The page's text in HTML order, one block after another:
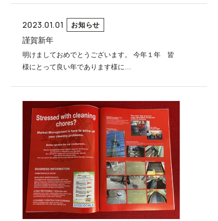
2023.01.01 お知らせ
謹賀新年
明けましておめでとうございます。 今年１年 皆
様にとって良い年であります様に…